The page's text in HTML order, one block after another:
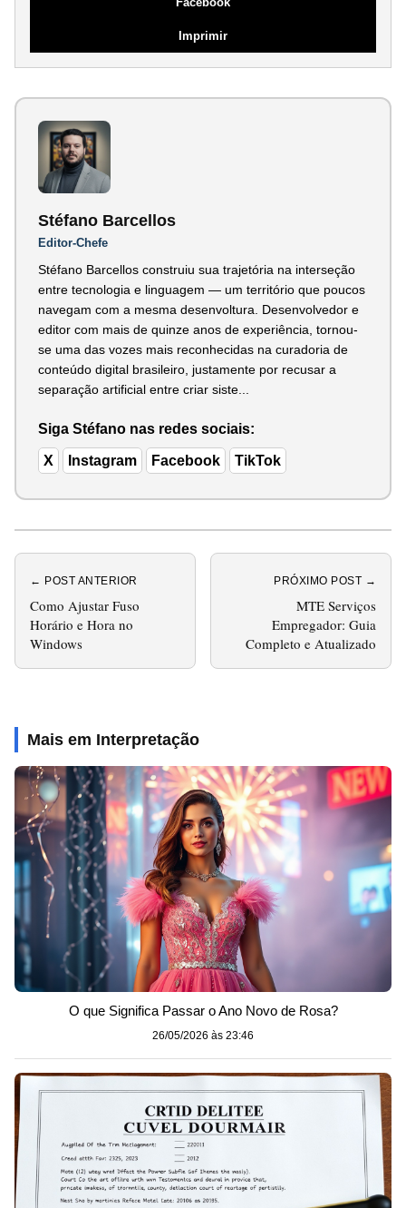
Imprimir
Stéfano Barcellos
Editor-Chefe
Stéfano Barcellos construiu sua trajetória na interseção
entre tecnologia e linguagem — um território que poucos
navegam com a mesma desenvoltura. Desenvolvedor e
editor com mais de quinze anos de experiência, tornou-
se uma das vozes mais reconhecidas na curadoria de
conteúdo digital brasileiro, justamente por recusar a
separação artificial entre criar siste...
Siga Stéfano nas redes sociais:
X Instagram Facebook TikTok
← POST ANTERIOR
Como Ajustar Fuso
Horário e Hora no
Windows
PRÓXIMO POST →
MTE Serviços
Empregador: Guia
Completo e Atualizado
Mais em Interpretação
O que Significa Passar o Ano Novo de Rosa?
26/05/2026 às 23:46